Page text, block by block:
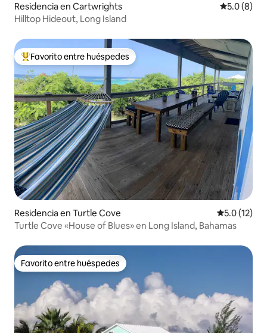
Residencia en Cartwrights
5.0 (8)
Hilltop Hideout, Long Island
De los mejores en Favorito entre huéspedes
Favorito entre huéspedes
Residencia en Turtle Cove Calificación
5.0 (12)
Turtle Cove «House of Blues» en Long Island, Bahamas
Favorito entre huéspedes
Favorito entre huéspedes